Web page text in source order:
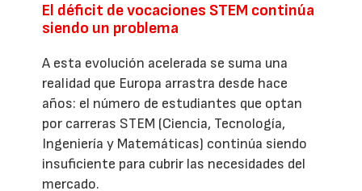
El déficit de vocaciones STEM continúa
siendo un problema
A esta evolución acelerada se suma una
realidad que Europa arrastra desde hace
años: el número de estudiantes que optan
por carreras STEM (Ciencia, Tecnología,
Ingeniería y Matemáticas) continúa siendo
insuficiente para cubrir las necesidades del
mercado.